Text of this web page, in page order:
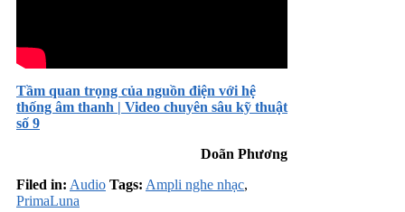
Tầm quan trọng của nguồn điện với hệ
thống âm thanh | Video chuyên sâu kỹ thuật
số 9
Doãn Phương
Filed in: Audio Tags: Ampli nghe nhạc,
PrimaLuna